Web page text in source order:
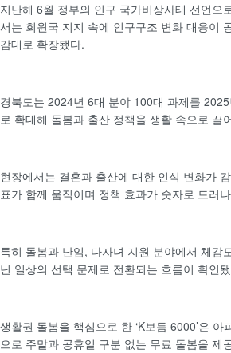
지난해 6월 정부의 인구 국가비상사태 선언
서는 회원국 지지 속에 인구구조 변화 대응이
감대로 확장됐다.
경북도는 2024년 6대 분야 100대 과제를
로 확대해 돌봄과 출산 정책을 생활 속으로 끌
현장에서는 결혼과 출산에 대한 인식 변화가
표가 함께 움직이며 정책 효과가 숫자로 드러
특히 돌봄과 난임, 다자녀 지원 분야에서 체
닌 일상의 선택 문제로 전환되는 흐름이 확인
생활권 돌봄을 핵심으로 한 ‘K보듬 6000’은
으로 주말과 공휴일 구분 없는 무료 돌봄을